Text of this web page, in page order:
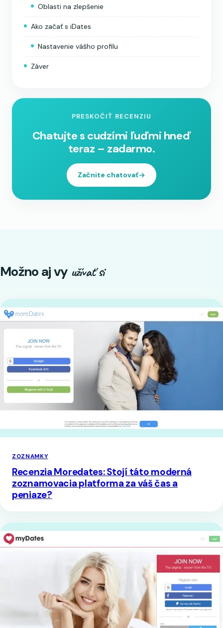
Oblasti na zlepšenie
Ako začať s iDates
Nastavenie vášho profilu
Záver
PRESKOČIŤ RECENZIU
Chatujte s cudzími ľuďmi hneď
teraz – zadarmo.
Začnite chatovať
Možno aj vy užívať si
ZOZNAMKY
Recenzia Moredates: Stojí táto moderná
zoznamovacia platforma za váš čas a
peniaze?